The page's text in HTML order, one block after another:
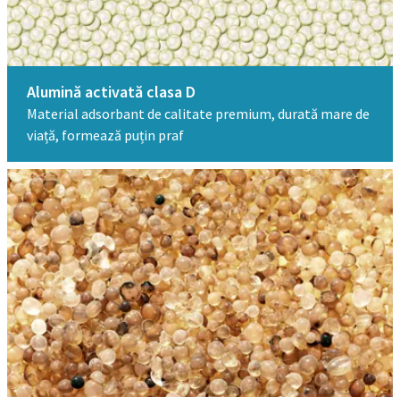
Alumină activată clasa D​
Material adsorbant de calitate premium, durată mare de
viață, formează puțin praf